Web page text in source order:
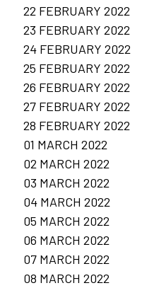
22 FEBRUARY 2022
23 FEBRUARY 2022
24 FEBRUARY 2022
25 FEBRUARY 2022
26 FEBRUARY 2022
27 FEBRUARY 2022
28 FEBRUARY 2022
01 MARCH 2022
02 MARCH 2022
03 MARCH 2022
04 MARCH 2022
05 MARCH 2022
06 MARCH 2022
07 MARCH 2022
08 MARCH 2022